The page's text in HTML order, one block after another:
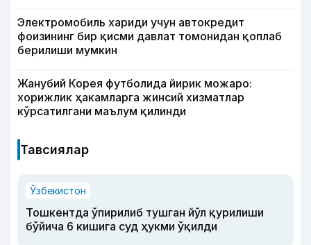
Электромобиль хариди учун автокредит
фоизининг бир қисми давлат томонидан қоплаб
берилиши мумкин
Жанубий Корея футболида йирик можаро:
хорижлик ҳакамларга жинсий хизматлар
кўрсатилгани маълум қилинди
Тавсиялар
Ўзбекистон
Тошкентда ўпирилиб тушган йўл қурилиши
бўйича 6 кишига суд ҳукми ўқилди